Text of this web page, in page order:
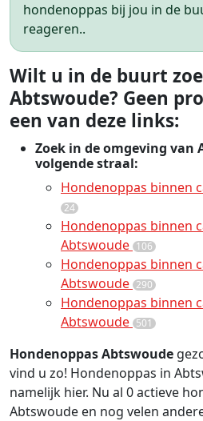
hondenoppas bij jou in de
reageren..
Wilt u in de buurt
Abtswoude? Geen
een van deze links:
Zoek in de omgeving van
volgende straal:
Hondenoppas binnen
24
Hondenoppas binnen
Abtswoude 106
Hondenoppas binnen
Abtswoude 290
Hondenoppas binnen
Abtswoude 501
Hondenoppas Abtswoude
vind u zo! Hondenoppas in
namelijk hier. Nu al 0 actieve
Abtswoude en nog velen